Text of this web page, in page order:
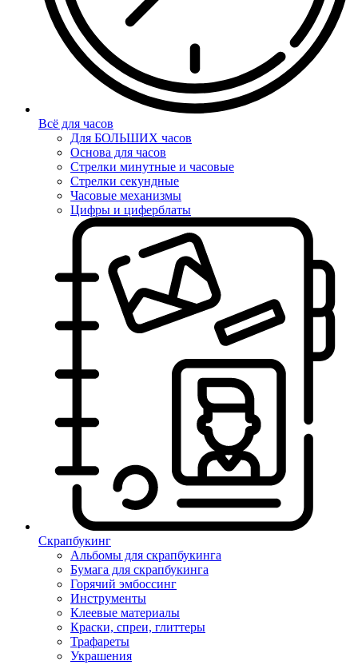
Всё для часов
Для БОЛЬШИХ часов
Основа для часов
Стрелки минутные и часовые
Стрелки секундные
Часовые механизмы
Цифры и циферблаты
Скрапбукинг
Альбомы для скрапбукинга
Бумага для скрапбукинга
Горячий эмбоссинг
Инструменты
Клеевые материалы
Краски, спреи, глиттеры
Трафареты
Украшения